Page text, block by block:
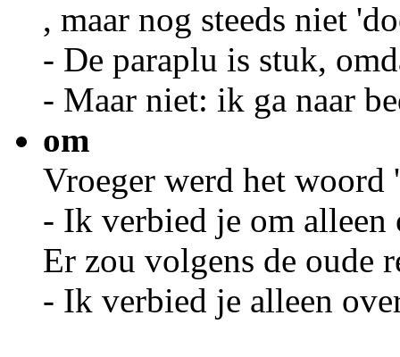
, maar nog steeds niet
- De paraplu is stuk,
- Maar niet: ik ga naar
om
Vroeger werd het woord
- Ik verbied je om alleen
Er zou volgens de oude
- Ik verbied je alleen